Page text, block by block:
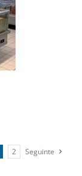
2 Seguinte